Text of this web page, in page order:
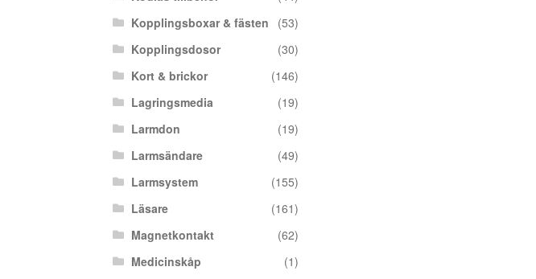
Kopplingsboxar & fästen
(53)
Kopplingsdosor
(30)
Kort & brickor
(146)
Lagringsmedia
(19)
Larmdon
(19)
Larmsändare
(49)
Larmsystem
(155)
Läsare
(161)
Magnetkontakt
(62)
Medicinskåp
(1)